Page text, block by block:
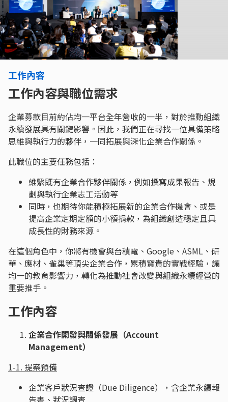
工作內容
工作內容與職位需求
企業募款目前約佔均一平台全年營收的一半，對於推動組織
永續發展具有關鍵影響。因此，我們正在尋找一位具備策略
思維與執行力的夥伴，一同拓展與深化企業合作關係。
此職位的主要任務包括：
維繫既有企業合作夥伴關係，例如撰寫成果報告、規
劃與執行企業志工活動等
同時，也期待你能積極拓展新的企業合作機會、或是
提高企業定期定額的小額捐款，為組織創造穩定且具
成長性的財務來源。
在這個角色中，你將有機會與台積電、Google、ASML、研
華、應材、雀巢等頂尖企業合作，累積寶貴的實戰經驗，讓
均一的教育影響力，轉化為推動社會改變與組織永續經營的
重要推手。
工作內容
企業合作開發與關係發展（Account
Management）
1-1. 提案預備
企業客戶狀況查證（Due Diligence），含企業永續報
告書、狀況調查